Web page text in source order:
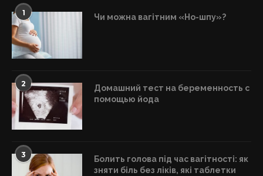
1 Чи можна вагітним «Но-шпу»?
2
Домашний тест на беременность с
помощью йода
3
Болить голова під час вагітності: як
зняти біль без ліків, які таблетки